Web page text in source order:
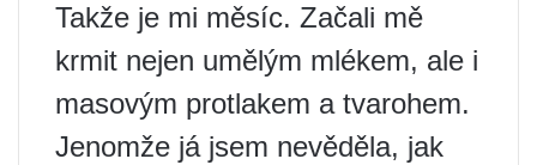
Takže je mi měsíc. Začali mě
krmit nejen umělým mlékem, ale i
masovým protlakem a tvarohem.
Jenomže já jsem nevěděla, jak